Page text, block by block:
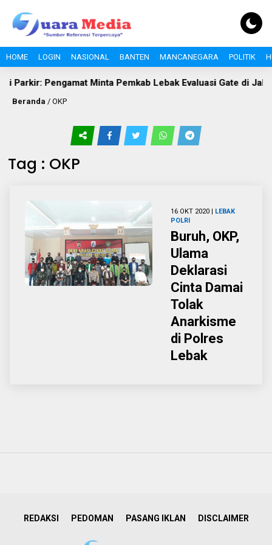
HOME LOGIN NASIONAL BANTEN MANCANEGARA POLITIK
Parkir: Pengamat Minta Pemkab Lebak Evaluasi Gate di Jalan
Beranda / OKP
Tag : OKP
16 OKT 2020 | LEBAK
POLRI
Buruh, OKP,
Ulama
Deklarasi
Cinta Damai
Tolak
Anarkisme
di Polres
Lebak
REDAKSI PEDOMAN PASANG IKLAN DISCLAIMER